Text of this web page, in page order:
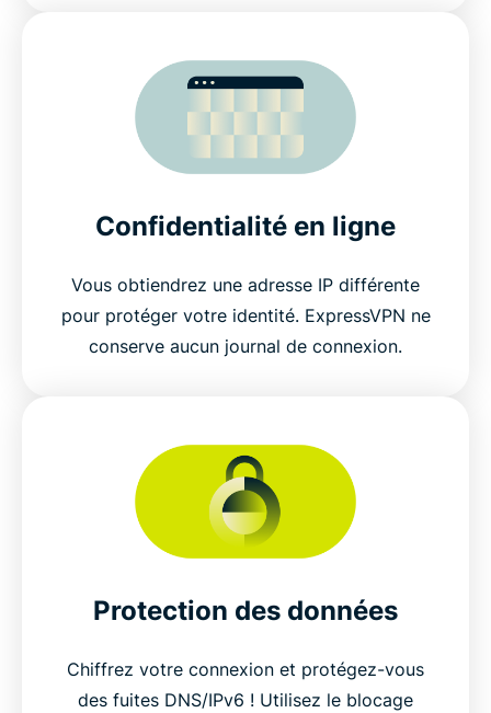
Confidentialité en ligne
Vous obtiendrez une adresse IP différente
pour protéger votre identité. ExpressVPN ne
conserve aucun journal de connexion.
Protection des données
Chiffrez votre connexion et protégez-vous
des fuites DNS/IPv6 ! Utilisez le blocage